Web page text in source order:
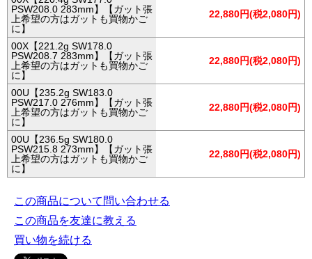
PSW208.0 283mm】【ガット張
上希望の方はガットも買物かご
に】
22,880円(税2,080円)
00X【221.2g SW178.0
PSW208.7 283mm】【ガット張
上希望の方はガットも買物かご
に】
22,880円(税2,080円)
00U【235.2g SW183.0
PSW217.0 276mm】【ガット張
上希望の方はガットも買物かご
に】
22,880円(税2,080円)
00U【236.5g SW180.0
PSW215.8 273mm】【ガット張
上希望の方はガットも買物かご
に】
22,880円(税2,080円)
この商品について問い合わせる
この商品を友達に教える
買い物を続ける